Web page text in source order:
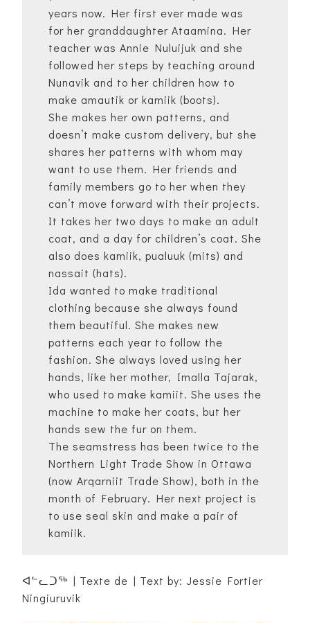
years now. Her first ever made was
for her granddaughter Ataamina. Her
teacher was Annie Nuluijuk and she
followed her steps by teaching around
Nunavik and to her children how to
make amautik or kamiik (boots).
She makes her own patterns, and
doesn’t make custom delivery, but she
shares her patterns with whom may
want to use them. Her friends and
family members go to her when they
can’t move forward with their projects.
It takes her two days to make an adult
coat, and a day for children’s coat. She
also does kamiik, pualuuk (mits) and
nassait (hats).
Ida wanted to make traditional
clothing because she always found
them beautiful. She makes new
patterns each year to follow the
fashion. She always loved using her
hands, like her mother, Imalla Tajarak,
who used to make kamiit. She uses the
machine to make her coats, but her
hands sew the fur on them.
The seamstress has been twice to the
Northern Light Trade Show in Ottawa
(now Arqarniit Trade Show), both in the
month of February. Her next project is
to use seal skin and make a pair of
kamiik.
ᐊᓪᓚᑐᖅ | Texte de | Text by: Jessie Fortier
Ningiuruvik